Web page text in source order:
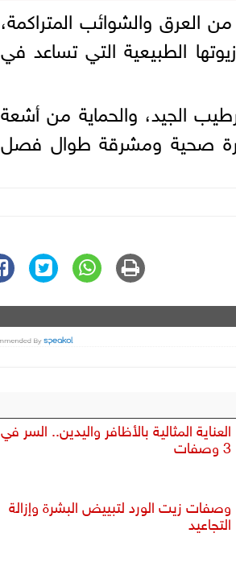
والشوائب المتراكمة،
الطبيعية التي تساعد في
الجيد، والحماية من أشعة
صحية ومشرقة طوال فصل
العناية المثالية بالأظافر واليدين.. السر في
3 وصفات
وصفات زيت الورد لتبييض البشرة وإزالة
التجاعيد